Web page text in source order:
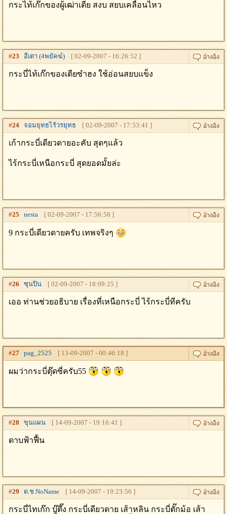
กระไท้เก๊กของผู้เฒ่าเตีย สงบ สยบเคลื่อนไหว
#23 อีเตา (4พยัคฆ์) [ 02-09-2007 - 16:26:52 ]
กระบี่ไท้เก๊กของเตียซำฮง ใช้อ่อนสยบเเข็ง
#24 จอมยุทธไร้วรยุทธ [ 02-09-2007 - 17:53:41 ]
เก้ากระบี่เดียวดายอะคับ สุดๆแล้ว
ไร้กระบี่เหนือกระบี่ สุดยอดมั้ยล่ะ
#25 nesta [ 02-09-2007 - 17:56:58 ]
9 กระบี่เดียวดายครับ เทพจริงๆ
#26 ซุนปิน [ 02-09-2007 - 18:09:25 ]
เออ ท่านช่วยอธิบาย เรื่องที่เหนือกระบี่ ไร้กระบี่ทีครับ
#27 pag_2525 [ 13-09-2007 - 00:46:18 ]
ผมว่ากระบี่ตุ๊ดซี่ครับ55
#28 ขุนแผน [ 14-09-2007 - 19:16:41 ]
ดาบฟ้าฟื้น
#29 ด.ช.NoName [ 14-09-2007 - 19:23:56 ]
กระบี่ไทเก๊ก บู๊ตึ๊ง กระบี่เดียวดาย เส้าหลิน กระบี่ตั๊กม้อ เส้า